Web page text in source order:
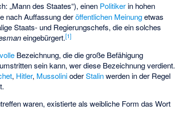
„Mann des Staates“), einen Politiker in hohen
nach Auffassung deröffentlichen Meinungetwas
Staats- und Regierungschefs, die ein solches
eingebürgert.[1]
Bezeichnung, die die große Befähigung
sein kann, wer diese Bezeichnung verdient.
, Hitler, MussolinioderStalinwerden in der Regel
waren, existierte als weibliche Form das Wort